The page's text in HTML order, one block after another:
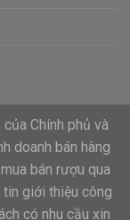
Chính phủ và
doanh bán hàng
bán rượu qua
giới thiệu công
có nhu cầu xin